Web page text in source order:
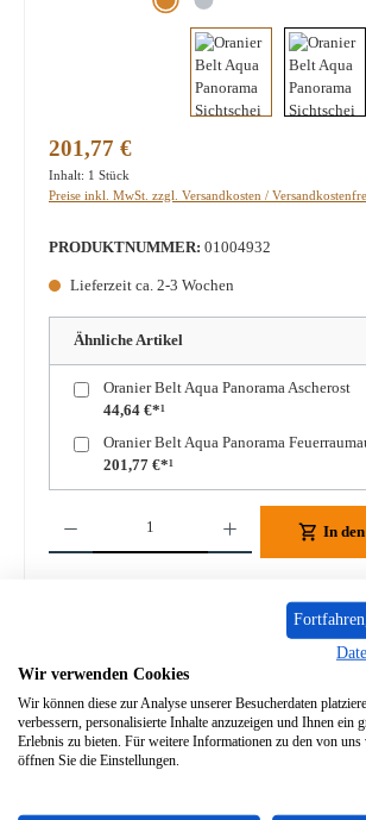
Regulärer Preis:
201,77 €
Inhalt: 1 Stück
Preise inkl. MwSt. zzgl. Versandkosten /
PRODUKTNUMMER: 01004932
Lieferzeit ca. 2-3 Wochen
Ähnliche Artikel
Oranier Belt Aqua Panorama Ascherost
44,64 €*¹
Oranier Belt Aqua Panorama
201,77 €*¹
In
Wir verwenden Cookies
Wir können diese zur Analyse unserer Besucherdaten
verbessern, personalisierte Inhalte anzuzeigen und Ihnen ein
Erlebnis zu bieten. Für weitere Informationen zu den von uns
öffnen Sie die Einstellungen.